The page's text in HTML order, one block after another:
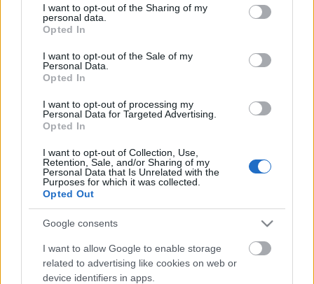
not limited to your visit or usage behaviour. You may click to
grant or deny consent to Google and its third-party tags to
use your data for below specified purposes in below Google
consent section.
I want to opt-out of the Sharing of my
personal data.
Opted In
I want to opt-out of the Sale of my
Personal Data.
Opted In
I want to opt-out of processing my
Personal Data for Targeted Advertising.
Opted In
I want to opt-out of Collection, Use,
Retention, Sale, and/or Sharing of my
Personal Data that Is Unrelated with the
Purposes for which it was collected.
Opted Out
Google consents
I want to allow Google to enable storage
related to advertising like cookies on web or
device identifiers in apps.
Izaura felszabadultan szárnyal -
Retró és török sorozatok csábítják a
nézőket
Jasinka Ádám•2018. február 16.
A TV2 Csoport kábelportfólió-bővítésének második
állomása volt a 2016 augusztusában elindított
kedvelőinek kínál színes válogatást, a Mozi+ mellett
a portfólió egyik legnézettebb kábelcsatornája lett
köszönhetően a klasszikus telenovelláknak, és a…